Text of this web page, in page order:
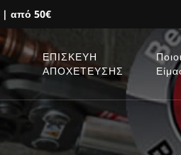
| από 50€
ΕΠΙΣΚΕΥΗ
ΑΠΟΧΕΤΕΥΣΗΣ